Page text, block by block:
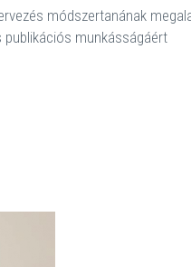
módszertanának
munkásságáért